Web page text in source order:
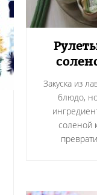
Закуска из
блюдо,
соленой